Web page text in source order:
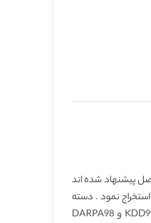
پیشنهاد شده اند
نمود . دسته
کننده های تشخیص نفوذ برای تشخیص سوء استفاده و وضعیت نامطلوب به عنوان یک اپلیکیشن توسعه یافته اند و اثربخشی اشان با استفاده از داده KDD99Cup و DARPA98